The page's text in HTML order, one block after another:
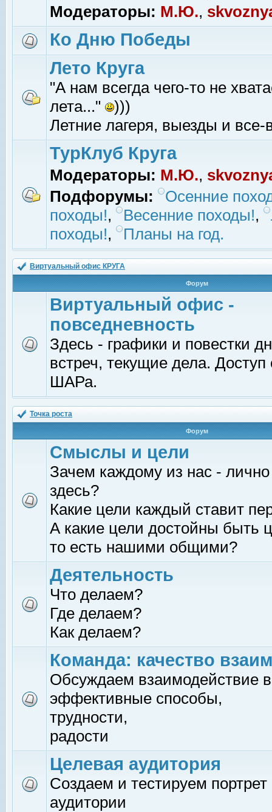
Модераторы: М.Ю.,
Ко Дню Победы
Лето Круга
"А нам всегда чего-то не
лета..."
)))
Летние лагеря, выезды и все-
ТурКлуб Круга
Модераторы: М.Ю.,
Подфорумы:
Осенние
походы!, Весенние походы!,
походы!, Планы на год.
Виртуальный офис КРУГА
Форум
Виртуальный офис -
повседневность
Здесь - графики и повестки
встреч, текущие дела.
ШАРа.
Точка роста
Форум
Смыслы и цели
Зачем каждому из нас -
здесь?
Какие цели каждый ставит
А какие цели достойны быть
то есть нашими общими?
Деятельность
Что делаем?
Где делаем?
Как делаем?
Команда: качество
Обсуждаем взаимодействие
эффективные способы,
трудности,
радости
Целевая аудитория
Создаем и тестируем
аудитории